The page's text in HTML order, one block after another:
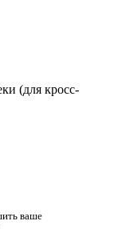
(для кросс-
ваше